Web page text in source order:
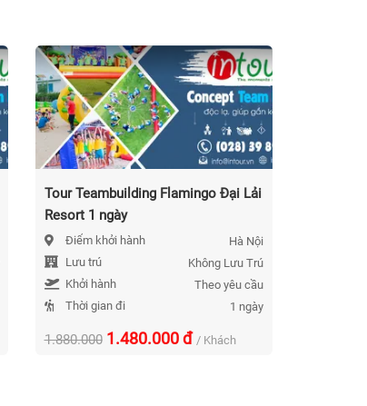
Tour Teambuilding Flamingo Đại Lải
Resort 1 ngày
Điểm khởi hành
Hà Nội
Lưu trú
Không Lưu Trú
Khởi hành
Theo yêu cầu
Thời gian đi
1 ngày
1.880.000 1.480.000đ / Khách